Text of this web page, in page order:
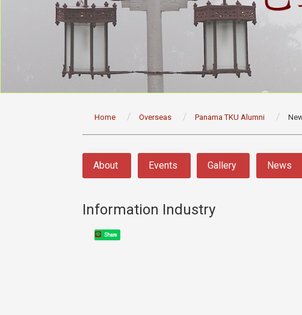
Home Overseas Panama TKU Alumni
About Events Gallery News
Information Industry
Share